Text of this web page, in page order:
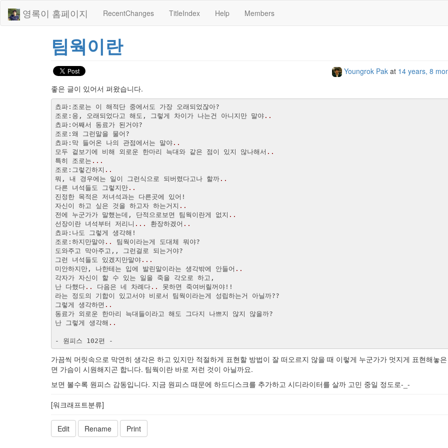
영록이 홈페이지 RecentChanges TitleIndex Help Members
팀웍이란
Youngrok Pak at 14 years, 8
좋은 글이 있어서 퍼왔습니다.
조로:응, 오래되었다고 해도, 그렇게 차이가 나는건 아니지만 말야..
쵸파:막 들어온 나의 관점에서는 말야..
모두 겉보기에 비해 외로운 한마리 늑대와 같은 점이 있지 않나해서 ..
특히 조로는 ...
조로:그렇긴하지 ..
뭐, 내 경우에는 일이 그런식으로 되버렸다고나 할까..
다른 녀석들도 그렇지만..
자신이 하고 싶은 것을 하고자 하는거지 ..
전에 누군가가 말했는데, 단적으로보면 팀웍이란게 없지 ..
선장이란 녀석부터 저리니 ... 환장하겠어 ..
조로:하지만말야..
그런 녀석들도 있겠지만말야...
미안하지만, 나한테는 입에 발린말이라는 생각밖에 안들어 ..
난 다했다.. 다음은 네 차례다..
그렇게 생각하면 ..
난 그렇게 생각해 ..
- 원피스 102편 -
가끔씩 머릿속으로 막연히 생각은 하고 있지만 적절하게 표현할 방법이 잘 떠오르지 않을 때 이렇게 누군가가 멋지게 표현해놓
면 가슴이 시원해지곤 합니다. 팀웍이란 바로 저런 것이 아닐까요.
보면 볼수록 원피스 감동입니다. 지금 원피스 때문에 하드디스크를 추가하고 시디라이터를 살까 고민 중일 정도로-_-
[워크래프트분류]
Edit Rename Print